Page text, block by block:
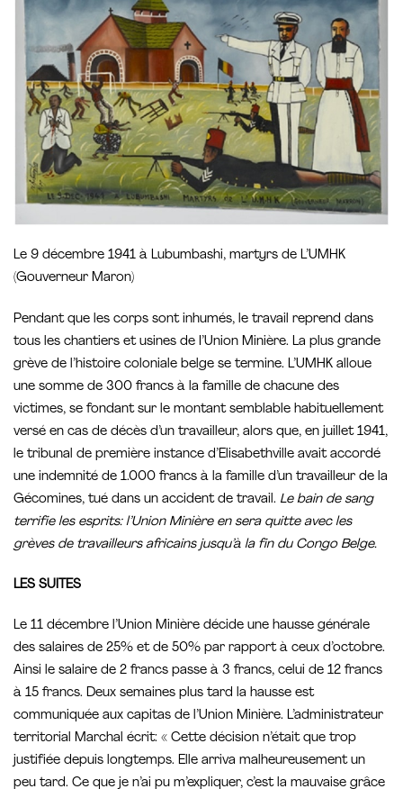
Le 9 décembre 1941 à Lubumbashi, martyrs de L’UMHK
(Gouverneur Maron)
Pendant que les corps sont inhumés, le travail reprend dans
tous les chantiers et usines de I’Union Minière. La plus grande
grève de l’histoire coloniale belge se termine. L’UMHK alloue
une somme de 300 francs à la famille de chacune des
victimes, se fondant sur le montant semblable habituellement
versé en cas de décès d’un travailleur, alors que, en juillet 1941,
le tribunal de première instance d’Elisabethville avait accordé
une indemnité de 1.000 francs à la famille d’un travailleur de la
Gécomines, tué dans un accident de travail. Le bain de sang
terrifie les esprits: l’Union Minière en sera quitte avec les
grèves de travailleurs africains jusqu’à la fin du Congo Belge.
LES SUITES
Le 11 décembre l’Union Minière décide une hausse générale
des salaires de 25% et de 50% par rapport à ceux d’octobre.
Ainsi le salaire de 2 francs passe à 3 francs, celui de 12 francs
à 15 francs. Deux semaines plus tard la hausse est
communiquée aux capitas de l’Union Minière. L’administrateur
territorial Marchal écrit: « Cette décision n’était que trop
justifiée depuis longtemps. Elle arriva malheureusement un
peu tard. Ce que je n’ai pu m’expliquer, c’est la mauvaise grâce